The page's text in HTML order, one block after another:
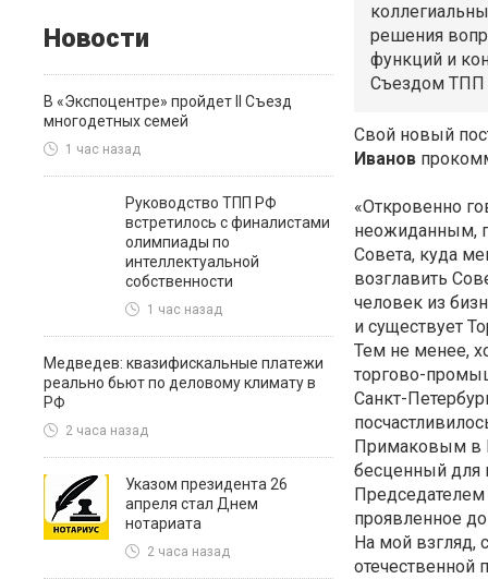
Новости
В «Экспоцентре» пройдет II Съезд
многодетных семей
1 час назад
Руководство ТПП РФ
встретилось с финалистами
олимпиады по
интеллектуальной
собственности
1 час назад
Медведев: квазифискальные платежи
реально бьют по деловому климату в
РФ
2 часа назад
Указом президента 26
апреля стал Днем
нотариата
2 часа назад
решения
функций и
Съездом ТПП
Свой новый
Иванов
«Откровенно
неожиданным,
Совета, куда
возглавить
человек из
и существует
Тем не менее,
торгово-
Санкт-
Примаковым в
бесценный для
Председателем
проявленное
На мой взгляд,
отечественной